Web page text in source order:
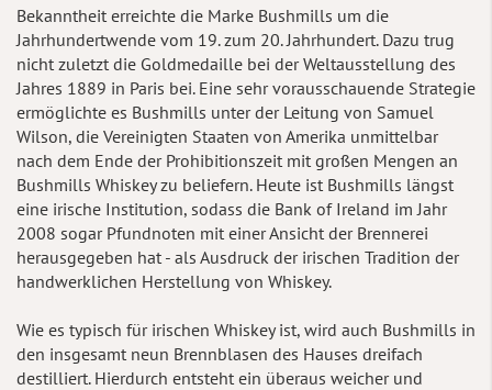
Bekanntheit erreichte die Marke Bushmills um die
Jahrhundertwende vom 19. zum 20. Jahrhundert. Dazu trug
nicht zuletzt die Goldmedaille bei der Weltausstellung des
Jahres 1889 in Paris bei. Eine sehr vorausschauende Strategie
ermöglichte es Bushmills unter der Leitung von Samuel
Wilson, die Vereinigten Staaten von Amerika unmittelbar
nach dem Ende der Prohibitionszeit mit großen Mengen an
Bushmills Whiskey zu beliefern. Heute ist Bushmills längst
eine irische Institution, sodass die Bank of Ireland im Jahr
2008 sogar Pfundnoten mit einer Ansicht der Brennerei
herausgegeben hat - als Ausdruck der irischen Tradition der
handwerklichen Herstellung von Whiskey.
Wie es typisch für irischen Whiskey ist, wird auch Bushmills in
den insgesamt neun Brennblasen des Hauses dreifach
destilliert. Hierdurch entsteht ein überaus weicher und